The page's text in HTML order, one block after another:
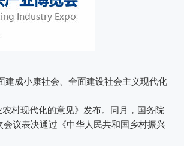
建成小康社会、全面建设社会主义现代化
村现代化的意见》发布。同月，国务院
议表决通过《中华人民共和国乡村振兴